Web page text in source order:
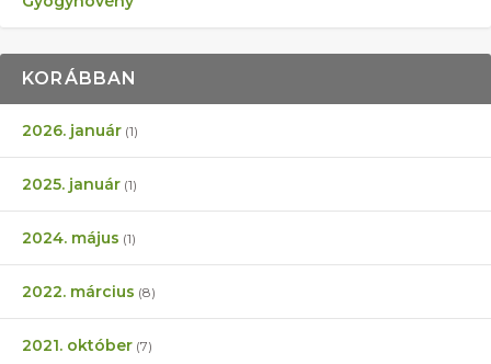
KORÁBBAN
2026. január (1)
2025. január (1)
2024. május (1)
2022. március (8)
2021. október (7)